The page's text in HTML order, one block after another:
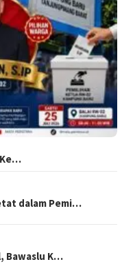
Ke…
dalam Pemi…
Bawaslu K…